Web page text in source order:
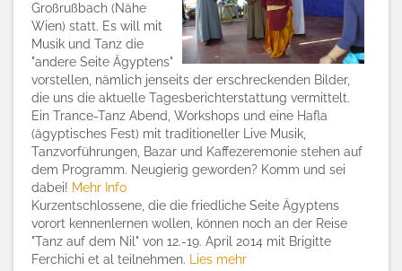
Großrußbach (Nähe
Wien) statt. Es will mit
Musik und Tanz die
"andere Seite Ägyptens"
vorstellen, nämlich jenseits der erschreckenden Bilder,
die uns die aktuelle Tagesberichterstattung vermittelt.
Ein Trance-Tanz Abend, Workshops und eine Hafla
(ägyptisches Fest) mit traditioneller Live Musik,
Tanzvorführungen, Bazar und Kaffezeremonie stehen auf
dem Programm. Neugierig geworden? Komm und sei
dabei! Mehr Info
Kurzentschlossene, die die friedliche Seite Ägyptens
vorort kennenlernen wollen, können noch an der Reise
"Tanz auf dem Nil" von 12.-19. April 2014 mit Brigitte
Ferchichi et al teilnehmen.
Lies mehr